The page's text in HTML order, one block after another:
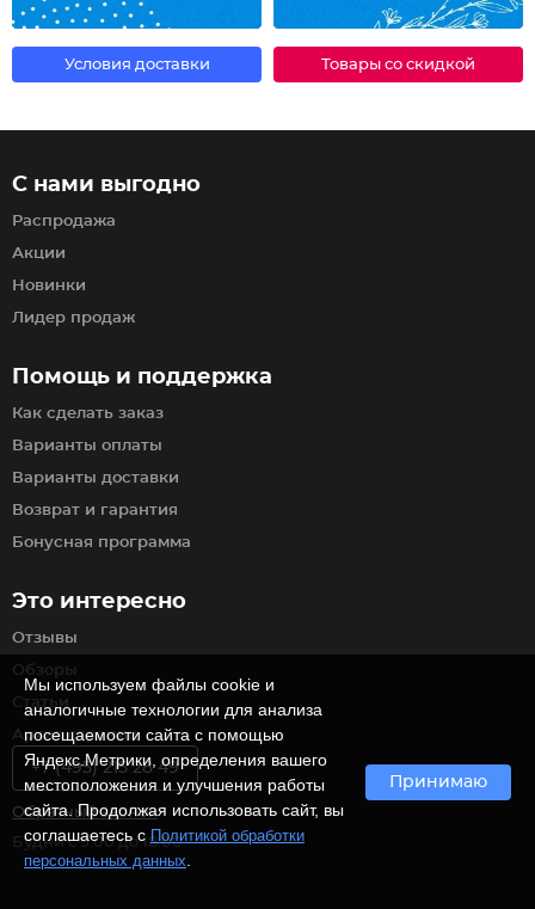
Условия доставки Товары со скидкой
Помощь и поддержка
Как сделать заказ
Варианты оплаты
Варианты доставки
Возврат и гарантия
Бонусная программа
С нами выгодно
Распродажа
Акции
Новинки
Лидер продаж
Это интересно
Отзывы
Обзоры
Статьи
Архив страниц
+7 (495) 215 28 49
Обратный звонок
Будни с 9:00 до 18:00
Мы используем файлы cookie и
аналогичные технологии для анализа
посещаемости сайта с помощью
Яндекс.Метрики, определения вашего
местоположения и улучшения работы
сайта. Продолжая использовать сайт, вы
соглашаетесь сПолитикой обработки
персональных данных
Принимаю